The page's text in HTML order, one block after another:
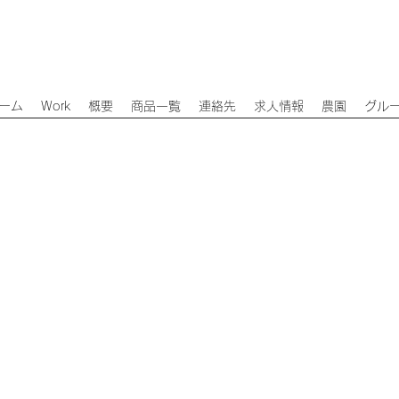
ム Work 概要 商品一覧 連絡先 求人情報 農園 グル